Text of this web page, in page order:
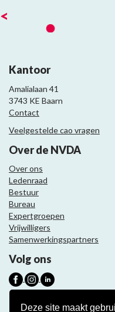
Deze site maakt
<
Kantoor
Amalialaan 41
3743 KE Baarn
Contact
Veelgestelde cao vragen
Over de NVDA
Over ons
Ledenraad
Bestuur
Bureau
Expertgroepen
Vrijwilligers
Samenwerkingspartners
Volg ons
Nieuwsbrief